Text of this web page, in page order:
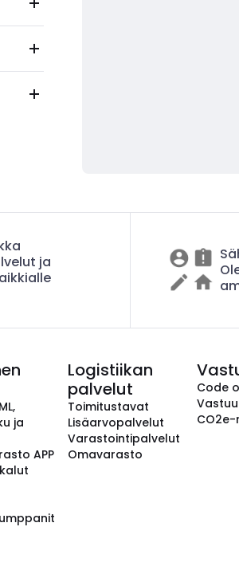
ja
ja
APP
Logistiikan
palvelut
Toimitustavat
Lisäarvopalvelut
Varastointipalvelut
Omavarasto
Code